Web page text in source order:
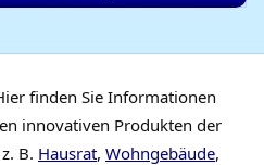
finden Sie Informationen
innovativen Produkten der
B. Hausrat, Wohngebäude,